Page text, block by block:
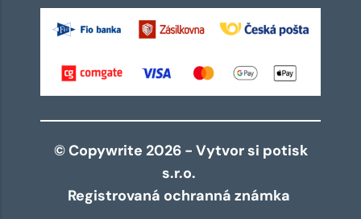
© Copywrite 2026 - Vytvor si potisk
s.r.o.
Registrovaná ochranná známka